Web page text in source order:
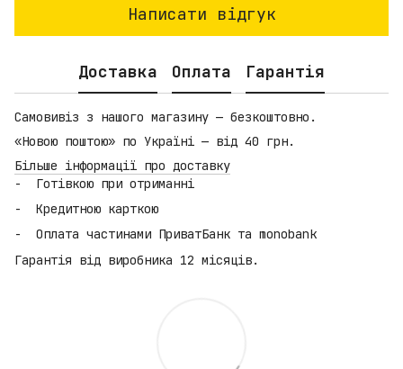
Написати відгук
Доставка Оплата Гарантія
Самовивіз з нашого магазину — безкоштовно.
«Новою поштою» по Україні — від 40 грн.
Більше інформації про доставку
Готівкою при отриманні
Кредитною карткою
Оплата частинами ПриватБанк та monobank
Гарантія від виробника 12 місяців.